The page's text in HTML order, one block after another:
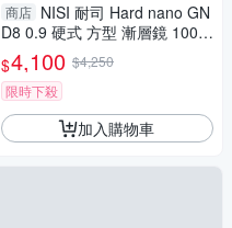
商店 NISI 耐司 Hard nano GN
D8 0.9 硬式 方型 漸層鏡 100x
150mm(減三格)ND8
$4,100 $4,250
限時下殺
加入購物車